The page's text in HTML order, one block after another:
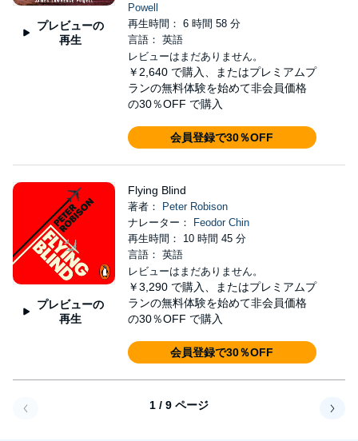
プレビューの
再生
Powell
再生時間： 6 時間 58 分
言語： 英語
レビューはまだありません。
￥2,640 で購入、またはプレミアムプ
ランの無料体験を始めて非会員価格
の30％OFF で購入
会員登録で30％OFF
プレビューの
再生
Flying Blind
著者：
Peter Robison
ナレーター：
Feodor Chin
再生時間： 10 時間 45 分
言語： 英語
レビューはまだありません。
￥3,290 で購入、またはプレミアムプ
ランの無料体験を始めて非会員価格
の30％OFF で購入
会員登録で30％OFF
1 / 9 ページ